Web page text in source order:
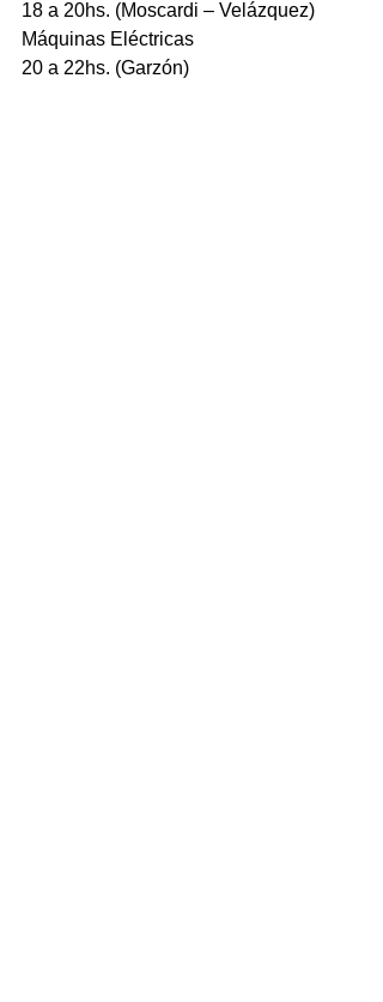
18 a 20hs. (Moscardi – Velázquez)
Máquinas Eléctricas
20 a 22hs. (Garzón)